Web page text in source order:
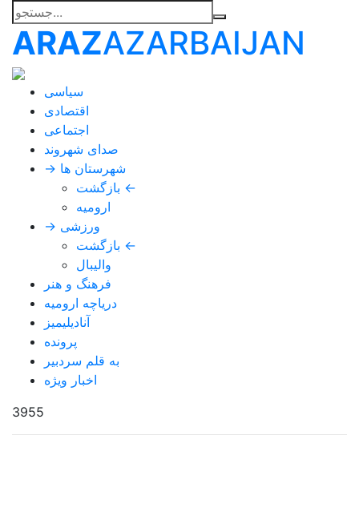
ARAZAZARBAIJAN
سیاسی
اقتصادی
اجتماعی
صدای شهروند
→ شهرستان ها
بازگشت ←
ارومیه
→ ورزشی
بازگشت ←
والیبال
فرهنگ و هنر
دریاچه ارومیه
آنادیلیمیز
پرونده
به قلم سردبیر
اخبار ویژه
3955